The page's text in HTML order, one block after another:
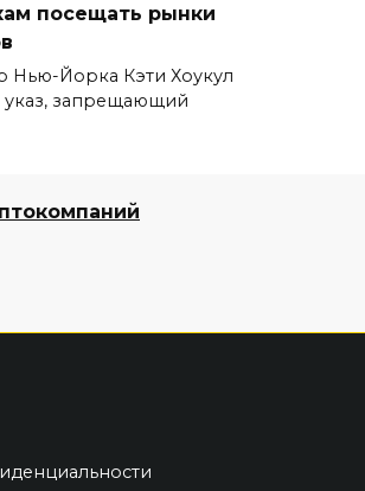
посещать рынки
Нью-Йорка Кэти Хоукул
указ, запрещающий